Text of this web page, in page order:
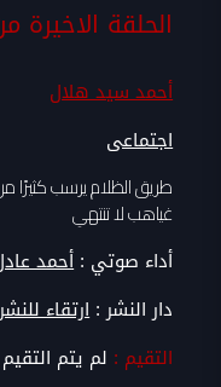
الحلقة
أحمد سيد هلال
اجتماعى
طريق الظلام يرسب كثيرًا
غياهب لا تنتهي
أداء صوتي :أحمد
دار النشر :ارتقاء
التقيم : لم يتم